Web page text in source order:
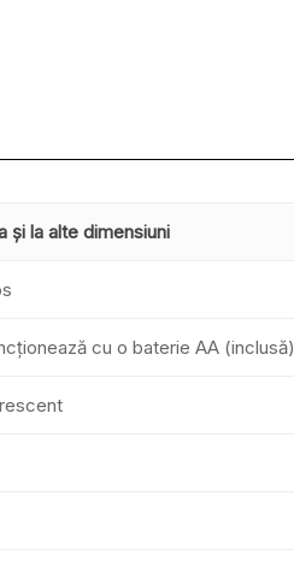
și la alte dimensiuni
cu o baterie AA (inclusă)